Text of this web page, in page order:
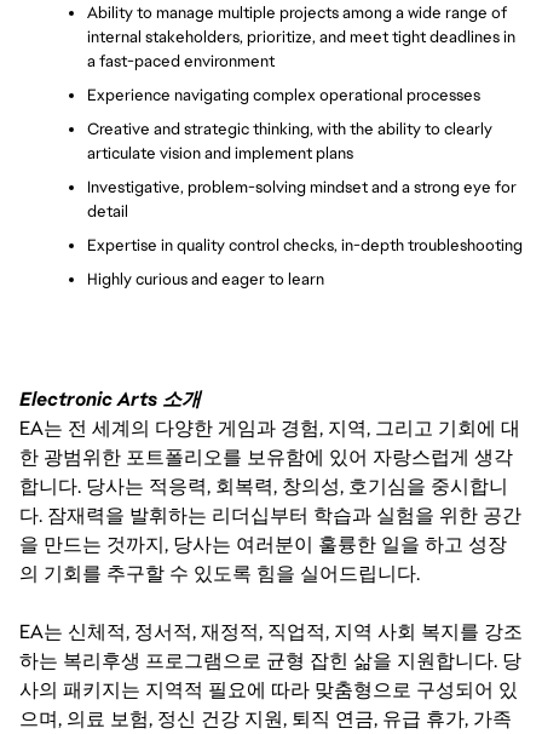
Ability to manage multiple projects among a wide range of
internal stakeholders, prioritize, and meet tight deadlines in
a fast-paced environment
Experience navigating complex operational processes
Creative and strategic thinking, with the ability to clearly
articulate vision and implement plans
Investigative, problem-solving mindset and a strong eye for
detail
Expertise in quality control checks, in-depth troubleshooting
Highly curious and eager to learn
Electronic Arts 소개
EA는 전 세계의 다양한 게임과 경험, 지역, 그리고 기회에 대
한 광범위한 포트폴리오를 보유함에 있어 자랑스럽게 생각
합니다. 당사는 적응력, 회복력, 창의성, 호기심을 중시합니
다. 잠재력을 발휘하는 리더십부터 학습과 실험을 위한 공간
을 만드는 것까지, 당사는 여러분이 훌륭한 일을 하고 성장
의 기회를 추구할 수 있도록 힘을 실어드립니다.
EA는 신체적, 정서적, 재정적, 직업적, 지역 사회 복지를 강조
하는 복리후생 프로그램으로 균형 잡힌 삶을 지원합니다. 당
사의 패키지는 지역적 필요에 따라 맞춤형으로 구성되어 있
으며, 의료 보험, 정신 건강 지원, 퇴직 연금, 유급 휴가, 가족